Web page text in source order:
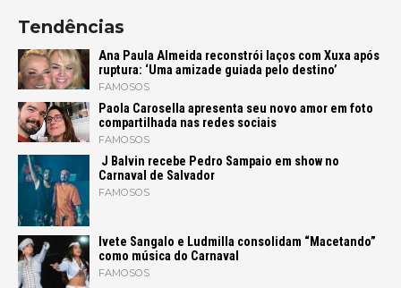
Tendências
Ana Paula Almeida reconstrói laços com Xuxa após
ruptura: ‘Uma amizade guiada pelo destino’
FAMOSOS
Paola Carosella apresenta seu novo amor em foto
compartilhada nas redes sociais
FAMOSOS
J Balvin recebe Pedro Sampaio em show no
Carnaval de Salvador
FAMOSOS
Ivete Sangalo e Ludmilla consolidam “Macetando”
como música do Carnaval
FAMOSOS